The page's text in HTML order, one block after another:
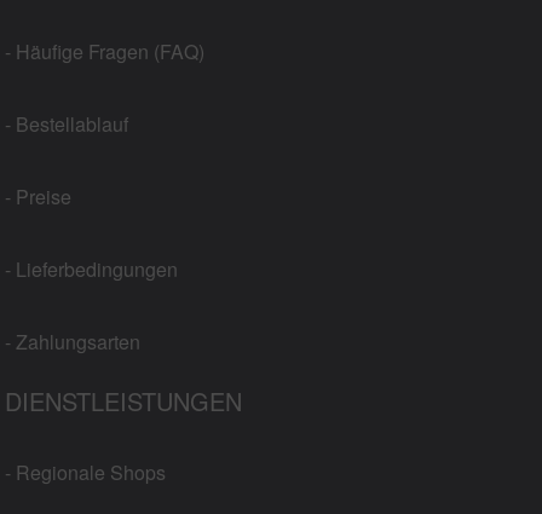
- Häufige Fragen (FAQ)
- Bestellablauf
- Preise
- Lieferbedingungen
- Zahlungsarten
DIENSTLEISTUNGEN
- Regionale Shops